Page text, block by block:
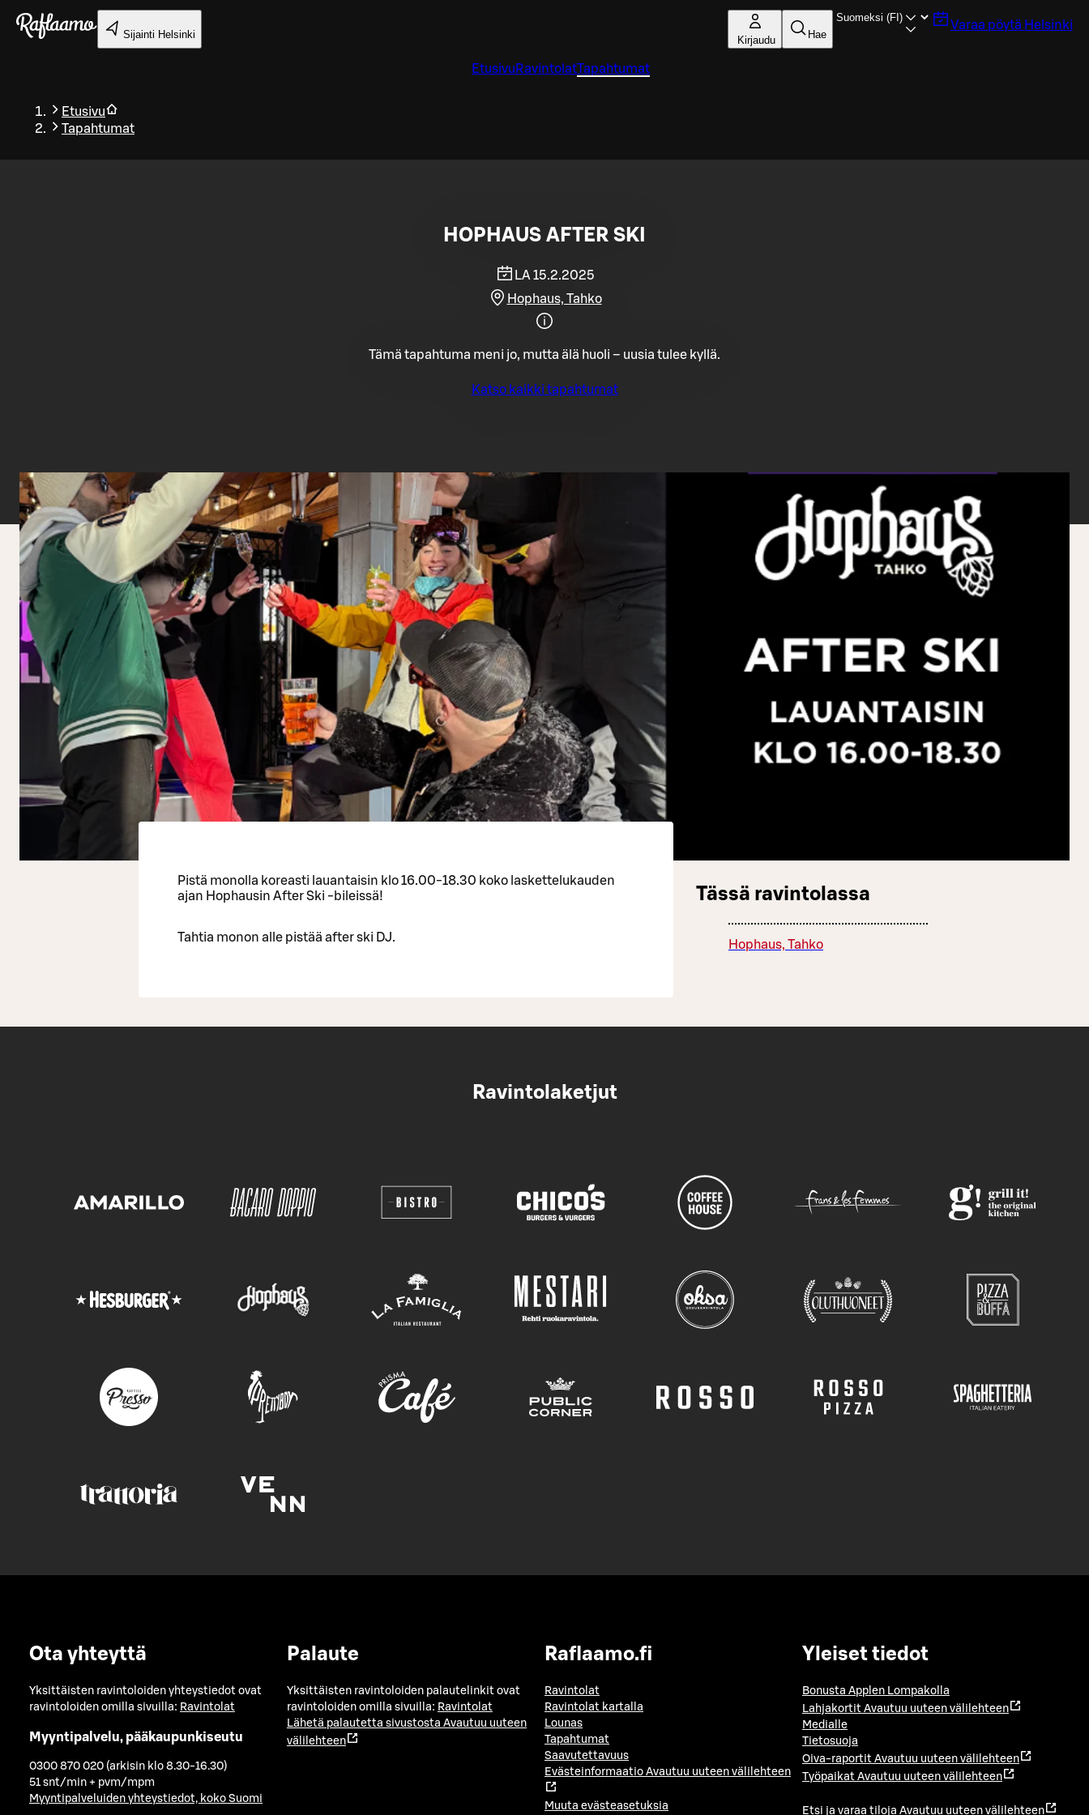
Siirry pääsisältöön
Sijainti Helsinki Kirjaudu Hae
Varaa pöytä Helsinki
Etusivu RavintolatTapahtumat
Etusivu
Tapahtumat
Takaisin
HOPHAUS AFTER SKI
LA 15.2.2025
Hophaus, Tahko
Tämä tapahtuma meni jo, mutta älä huoli – uusia tulee kyllä.
Katso kaikki tapahtumat
Pistä monolla koreasti lauantaisin klo 16.00-18.30 koko laskettelukauden
ajan Hophausin After Ski -bileissä!
Tahtia monon alle pistää after ski DJ.
Tässä ravintolassa
Hophaus, Tahko
Ravintolaketjut
Ota yhteyttä
Yksittäisten ravintoloiden yhteystiedot ovat
ravintoloiden omilla sivuilla: Ravintolat
Myyntipalvelu, pääkaupunkiseutu
0300 870 020 (arkisin klo 8.30-16.30)
51 snt/min + pvm/mpm
Myyntipalveluiden yhteystiedot, koko Suomi
Palaute
Yksittäisten ravintoloiden palautelinkit ovat
ravintoloiden omilla sivuilla: Ravintolat
Lähetä palautetta sivustosta Avautuu uuteen
välilehteen
Raflaamo.fi
Ravintolat
Ravintolat kartalla
Lounas
Tapahtumat
Saavutettavuus
Evästeinformaatio Avautuu uuteen välilehteen
Muuta evästeasetuksia
Yleiset tiedot
Bonusta Applen Lompakolla
Lahjakortit Avautuu uuteen välilehteen
Medialle
Tietosuoja
Oiva-raportit Avautuu uuteen välilehteen
Työpaikat Avautuu uuteen välilehteen
Etsi ja varaa tiloja Avautuu uuteen välilehteen